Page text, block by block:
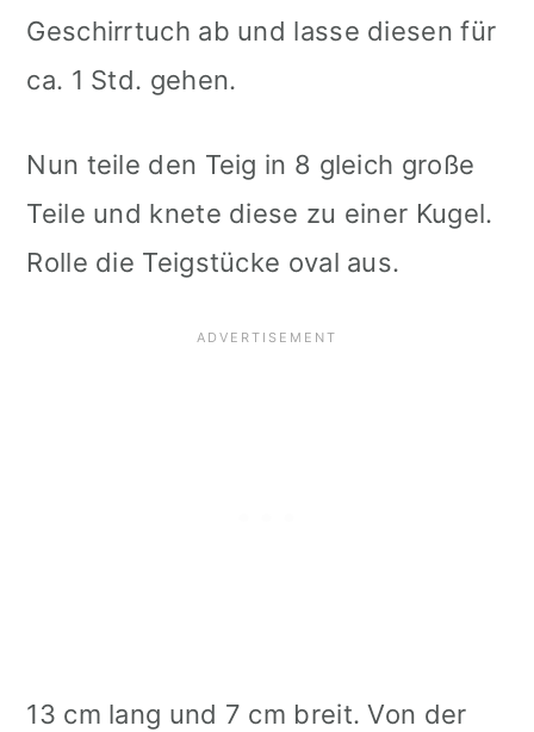
Geschirrtuch ab und lasse diesen für
ca. 1 Std. gehen.
Nun teile den Teig in 8 gleich große
Teile und knete diese zu einer Kugel.
Rolle die Teigstücke oval aus.
13 cm lang und 7 cm breit. Von der